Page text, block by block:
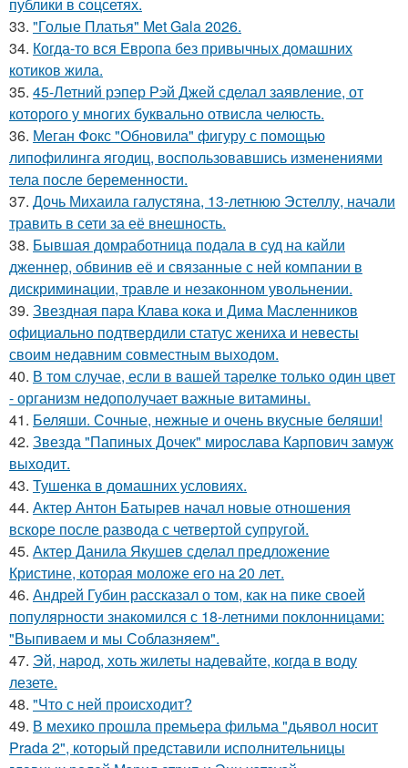
33. "Голые Платья" Met Gala 2026.
34. Когда-то вся Европа без привычных домашних
котиков жила.
35. 45-Летний рэпер Рэй Джей сделал заявление, от
которого у многих буквально отвисла челюсть.
36. Меган Фокс "Обновила" фигуру с помощью
липофилинга ягодиц, воспользовавшись изменениями
тела после беременности.
37. Дочь Михаила галустяна, 13-летнюю Эстеллу, начали
травить в сети за её внешность.
38. Бывшая домработница подала в суд на кайли
дженнер, обвинив её и связанные с ней компании в
дискриминации, травле и незаконном увольнении.
39. Звездная пара Клава кока и Дима Масленников
официально подтвердили статус жениха и невесты
своим недавним совместным выходом.
40. В том случае, если в вашей тарелке только один цвет
- организм недополучает важные витамины.
41. Беляши. Сочные, нежные и очень вкусные беляши!
42. Звезда "Папиных Дочек" мирослава Карпович замуж
выходит.
43. Тушенка в домашних условиях.
44. Актер Антон Батырев начал новые отношения
вскоре после развода с четвертой супругой.
45. Актер Данила Якушев сделал предложение
Кристине, которая моложе его на 20 лет.
46. Андрей Губин рассказал о том, как на пике своей
популярности знакомился с 18-летними поклонницами:
"Выпиваем и мы Соблазняем".
47. Эй, народ, хоть жилеты надевайте, когда в воду
лезете.
48. "Что с ней происходит?
49. В мехико прошла премьера фильма "дьявол носит
Prada 2", который представили исполнительницы